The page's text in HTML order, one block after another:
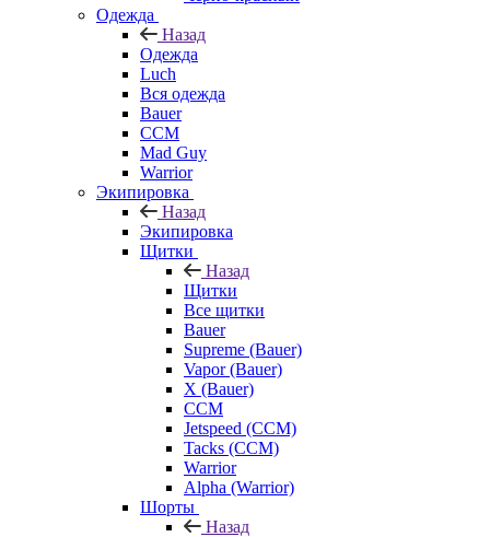
Одежда
Назад
Одежда
Luch
Вся одежда
Bauer
CCM
Mad Guy
Warrior
Экипировка
Назад
Экипировка
Щитки
Назад
Щитки
Все щитки
Bauer
Supreme (Bauer)
Vapor (Bauer)
X (Bauer)
CCM
Jetspeed (CCM)
Tacks (CCM)
Warrior
Alpha (Warrior)
Шорты
Назад